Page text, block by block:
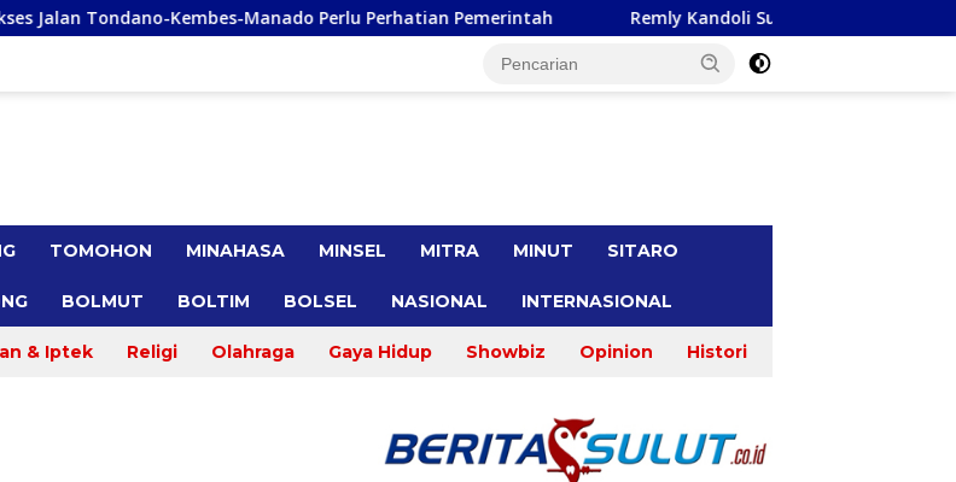
Manado Perlu Perhatian Pemerintah Remly Kandoli Sukses Perjuangkan Perbaikan Jalan Pontak-
TOMOHON MINAHASA MINSEL MITRA MINUT SITARO
BOLMUT BOLTIM BOLSEL NASIONAL INTERNASIONAL
& Iptek Religi Olahraga Gaya Hidup Showbiz Opinion Histori